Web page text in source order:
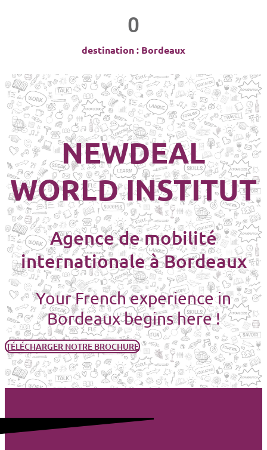
0
destination : Bordeaux
NEWDEAL
WORLD INSTITUT
Agence de mobilité
internationale à Bordeaux
Your French experience in
Bordeaux begins here !
TÉLÉCHARGER NOTRE BROCHURE